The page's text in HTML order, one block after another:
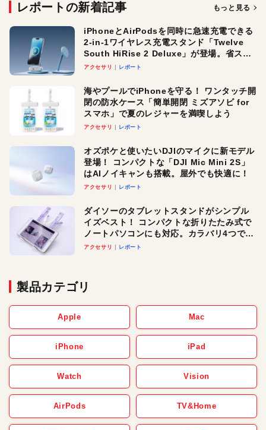
レポートの新着記事 もっと見る
iPhoneとAirPodsを同時に急速充電できる
2-in-1ワイヤレス充電スタンド「Twelve
South HiRise 2 Deluxe」が登場。省スペ
ースでおしゃれに充電したい人にオスス
アクセサリ レポート
海やプールでiPhoneを守る！ ワンタッチ開
閉の防水ケース「簡単開閉 ミズアソビ for
スマホ」で夏のレジャーを満喫しよう
アクセサリ レポート
オズポケと使いたいDJIのマイクに新モデル
登場！ コンパクトな「DJI Mic Mini 2S」
はAIノイキャンも搭載。屋外でも快適に！
アクセサリ レポート
ダイソーのタブレットスタンドがシンプル
イズベスト！ コンパクトな折りたたみ式で
ノートパソコンにも対応。カラバリ4つで選
べる楽しさも
アクセサリ レポート
製品カテゴリ
Apple Mac
iPhone iPad
Watch Vision
AirPods TV&Home